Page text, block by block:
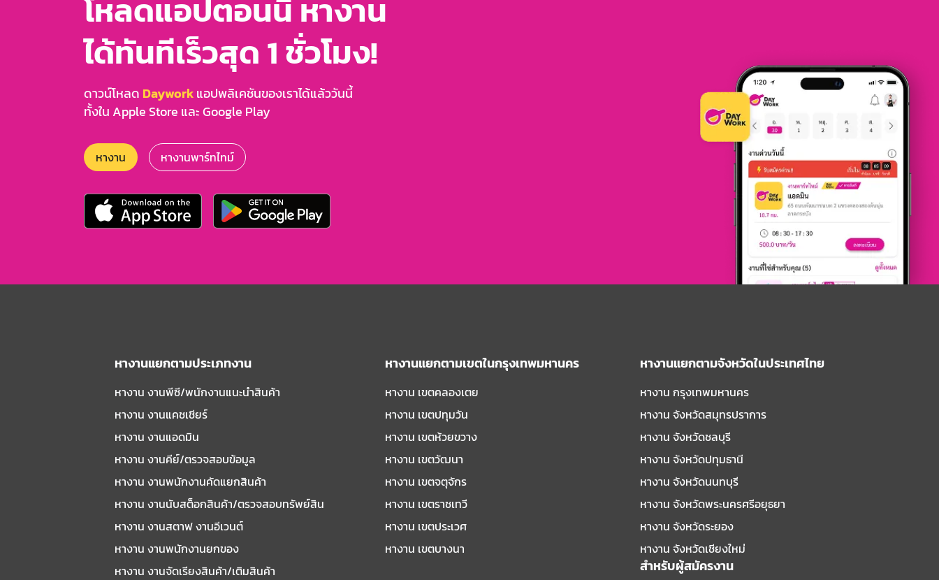
โหลดแอปตอนนี้ หางาน
ได้ทันทีเร็วสุด 1 ชั่วโมง!
ดาวน์โหลด Dayworkแอปพลิเคชันของเราได้แล้ววันนี้
ทั้งใน Apple Store และ Google Play
หางาน หางานพาร์ทไทม์
หางานแยกตามประเภทงาน
หางาน งานพีซี/พนักงานแนะนําสินค้า
หางาน งานแคชเชียร์
หางาน งานแอดมิน
หางาน งานคีย์/ตรวจสอบข้อมูล
หางาน งานพนักงานคัดแยกสินค้า
หางาน งานนับสต็อกสินค้า/ตรวจสอบทรัพย์สิน
หางาน งานสตาฟ งานอีเวนต์
หางาน งานพนักงานยกของ
หางาน งานจัดเรียงสินค้า/เติมสินค้า
หางานแยกตามเขตในกรุงเทพมหานคร
หางาน เขตคลองเตย
หางาน เขตปทุมวัน
หางาน เขตห้วยขวาง
หางาน เขตวัฒนา
หางาน เขตจตุจักร
หางาน เขตราชเทวี
หางาน เขตประเวศ
หางาน เขตบางนา
หางานแยกตามจังหวัดในประเทศไทย
หางาน กรุงเทพมหานคร
หางาน จังหวัดสมุทรปราการ
หางาน จังหวัดชลบุรี
หางาน จังหวัดปทุมธานี
หางาน จังหวัดนนทบุรี
หางาน จังหวัดพระนครศรีอยุธยา
หางาน จังหวัดระยอง
หางาน จังหวัดเชียงใหม่
สำหรับผู้สมัครงาน